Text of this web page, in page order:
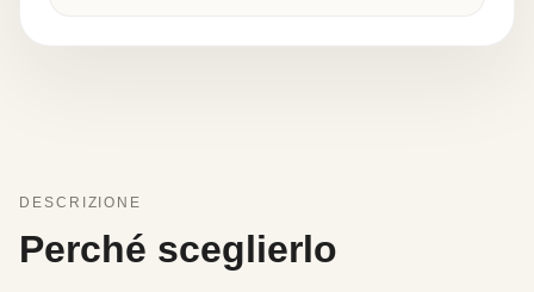
DESCRIZIONE
Perché sceglierlo